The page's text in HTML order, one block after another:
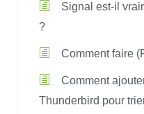
Signal est-il
?
Comment faire
Comment
Thunderbird pour